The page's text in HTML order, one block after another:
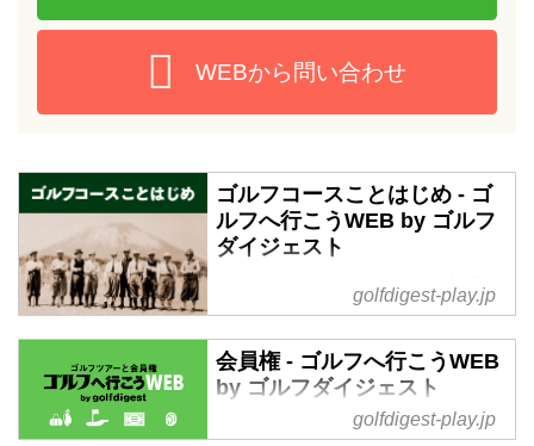
WEBから問い合わせ
ゴルフコースことはじめ - ゴ
ルフへ行こうWEB by ゴルフ
ダイジェスト
ゴルフコースことはじめ の記事
一覧 - 国内ゴルフ旅行、ハワイ・
アメリカ・英国・スコットラン
ド・欧州・タイ・ベトナム…海外
ゴルフ旅行をご案内。ゴルフ会員
権の売買、ゴルフダイジェストだ
golfdigest-play.jp
会員権 - ゴルフへ行こうWEB
by ゴルフダイジェスト
会員権 の記事一覧 - 国内ゴルフ旅
golfdigest-play.jp